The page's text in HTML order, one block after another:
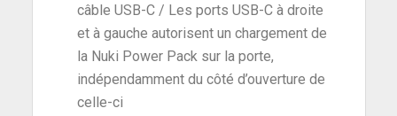
câble USB-C / Les ports USB-C à droite
et à gauche autorisent un chargement de
la Nuki Power Pack sur la porte,
indépendamment du côté d’ouverture de
celle-ci